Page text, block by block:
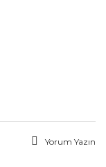
Yorum Yazın